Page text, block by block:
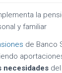
la
y familiar
de Banco
necesidades